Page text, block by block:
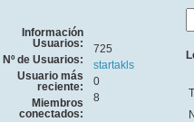
Información
Usuarios:
Nº de Usuarios:
725
Usuario más
reciente:
startakls
Miembros
conectados:
0
8